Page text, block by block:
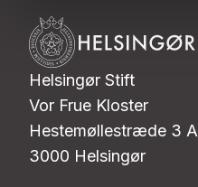
Helsingør Stift
Vor Frue Kloster
Hestemøllestræde 3 A
3000 Helsingør